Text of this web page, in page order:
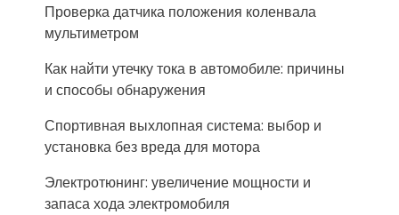
Проверка датчика положения коленвала
мультиметром
Как найти утечку тока в автомобиле: причины
и способы обнаружения
Спортивная выхлопная система: выбор и
установка без вреда для мотора
Электротюнинг: увеличение мощности и
запаса хода электромобиля